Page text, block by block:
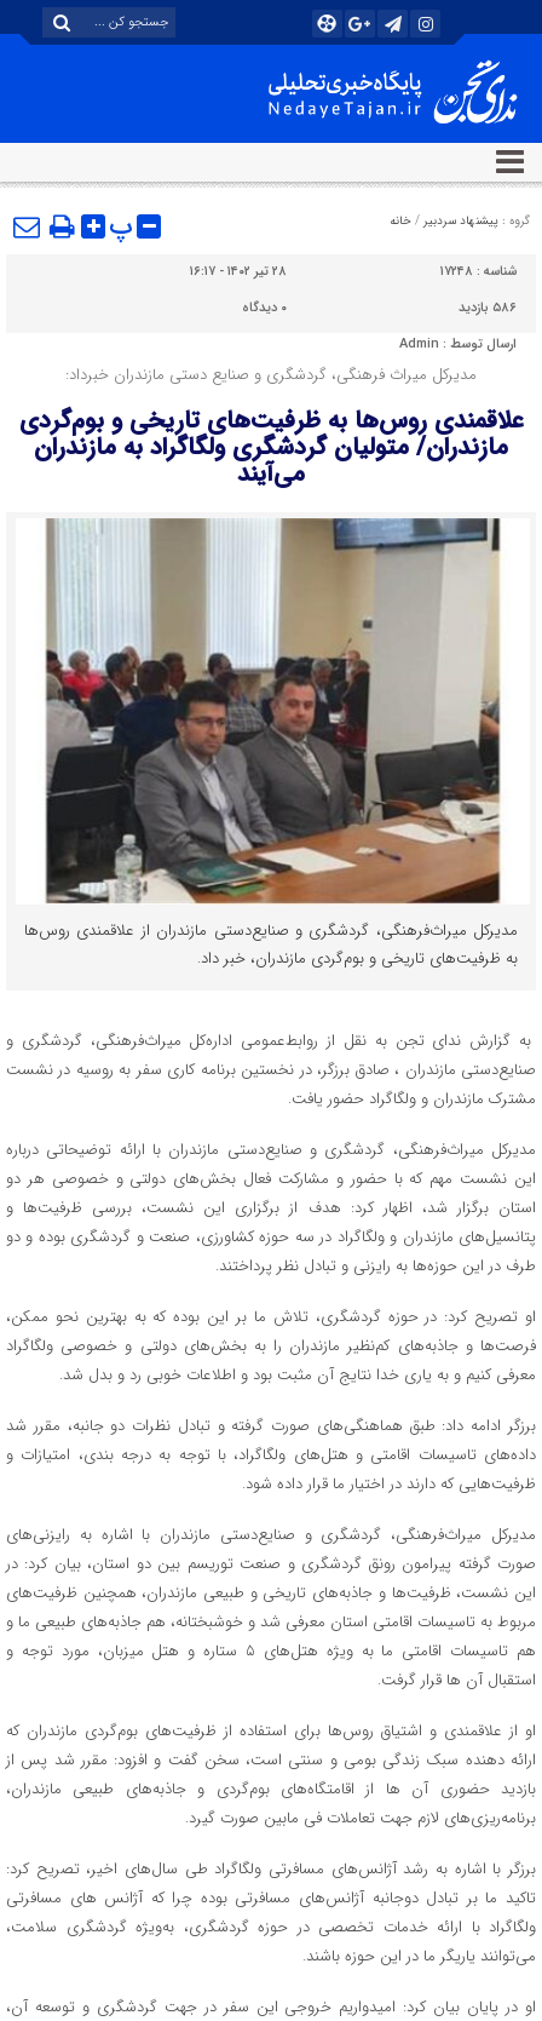
گروه : پیشنهاد سردبیر / خانه پ
شناسه : ۱۷۲۴۸
۲۸ تیر ۱۴۰۲ - ۱۶:۱۷
۵۸۶ بازدید
۰ دیدگاه
ارسال توسط : Admin
مدیرکل میراث فرهنگی، گردشگری و صنایع دستی مازندران خبرداد:
علاقمندی روس‌ها به ظرفیت‌های تاریخی و بوم‌گردی
مازندران/ متولیان گردشگری ولگاگراد به مازندران
می‌آیند
مدیرکل میراث‌فرهنگی، گردشگری و صنایع‌دستی مازندران از علاقمندی روس‌ها
به ظرفیت‌های تاریخی و بوم‌گردی مازندران، خبر داد.
به‌ گزارش ندای تجن به نقل از روابط‌عمومی اداره‌کل میراث‌فرهنگی، گردشگری و
صنایع‌دستی مازندران ، صادق برزگر، در نخستین برنامه کاری سفر به روسیه در نشست
مشترک مازندران و ولگاگراد حضور یافت.
مدیرکل میراث‌فرهنگی، گردشگری و صنایع‌دستی مازندران با ارائه توضیحاتی درباره
این نشست مهم که با حضور و مشارکت فعال بخش‌های دولتی و خصوصی هر دو
استان برگزار شد، اظهار کرد: هدف از برگزاری این نشست، بررسی ظرفیت‌ها و
پتانسیل‌های مازندران و ولگاگراد در سه حوزه کشاورزی، صنعت و گردشگری بوده و دو
طرف در این حوزه‌ها به رایزنی و تبادل نظر پرداختند.
او تصریح کرد: در حوزه گردشگری، تلاش ما بر این بوده که به بهترین نحو ممکن،
فرصت‌ها و جاذبه‌های کم‌نظیر مازندران را به بخش‌های دولتی و خصوصی ولگاگراد
معرفی کنیم و به یاری خدا نتایج آن مثبت بود و اطلاعات خوبی رد و بدل شد.
برزگر ادامه داد: طبق هماهنگی‌های صورت گرفته و تبادل نظرات دو جانبه، مقرر شد
داده‌های تاسیسات اقامتی و هتل‌های ولگاگراد، با توجه به درجه بندی، امتیازات و
ظرفیت‌هایی که دارند در اختیار ما قرار داده شود.
مدیرکل میراث‌فرهنگی، گردشگری و صنایع‌دستی مازندران با اشاره به رایزنی‌های
صورت گرفته پیرامون رونق گردشگری و صنعت توریسم بین دو استان، بیان کرد: در
این نشست، ظرفیت‌ها و جاذبه‌های تاریخی و طبیعی مازندران، همچنین ظرفیت‌های
مربوط به تاسیسات اقامتی‌ استان معرفی شد و خوشبختانه، هم جاذبه‌های طبیعی ما و
هم تاسیسات اقامتی ما به ویژه هتل‌های ۵ ستاره و هتل میزبان، مورد توجه و
استقبال آن ها قرار گرفت.
او از علاقمندی و اشتیاق روس‌ها برای استفاده از ظرفیت‌های بوم‌گردی مازندران که
ارائه دهنده سبک زندگی بومی و سنتی است، سخن گفت و افزود: مقرر شد پس از
بازدید حضوری آن ها از اقامتگاه‌های بوم‌گردی و جاذبه‌های طبیعی مازندران،
برنامه‌ریزی‌های لازم جهت تعاملات فی مابین صورت گیرد.
برزگر با اشاره به رشد آژانس‌های مسافرتی ولگاگراد طی سال‌های اخیر، تصریح کرد:
تاکید ما بر تبادل دوجانبه آژانس‌های مسافرتی بوده چرا که آژانس های مسافرتی
ولگاگراد با ارائه خدمات تخصصی در حوزه گردشگری، به‌ویژه گردشگری سلامت،
می‌توانند یاریگر ما در این حوزه باشند.
او در پایان بیان کرد: امیدواریم خروجی این سفر در جهت گردشگری و توسعه آن،